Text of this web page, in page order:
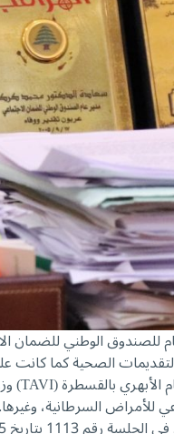
للصندوق الوطني